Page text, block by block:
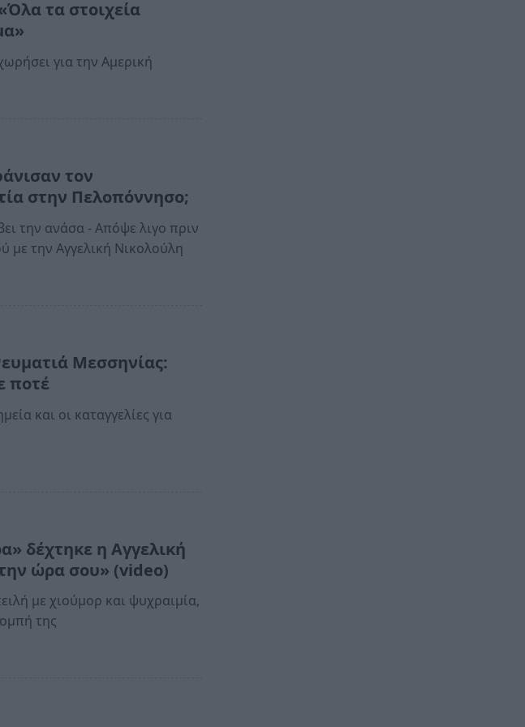
τα στοιχεία
για την Αμερική
τον
στην Πελοπόννησο;
την ανάσα - Απόψε λιγο πριν
με την Αγγελική Νικολούλη
Μεσσηνίας:
ποτέ
και οι καταγγελίες για
δέχτηκε η Αγγελική
ώρα σου» (video)
με χιούμορ και ψυχραιμία,
της